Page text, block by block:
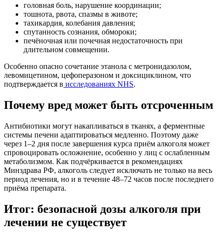
головная боль, нарушение координации;
тошнота, рвота, спазмы в животе;
тахикардия, колебания давления;
спутанность сознания, обмороки;
печёночная или почечная недостаточность при
длительном совмещении.
Особенно опасно сочетание этанола с метронидазолом,
левомицетином, цефоперазоном и доксициклином, что
подтверждается в исследованиях NHS.
Почему вред может быть отсроченным
Антибиотики могут накапливаться в тканях, а ферментные
системы печени адаптироваться медленно. Поэтому даже
через 1–2 дня после завершения курса приём алкоголя может
спровоцировать осложнение, особенно у лиц с ослабленным
метаболизмом. Как подчёркивается в рекомендациях
Минздрава РФ, алкоголь следует исключать не только на весь
период лечения, но и в течение 48–72 часов после последнего
приёма препарата.
Итог: безопасной дозы алкоголя при
лечении не существует